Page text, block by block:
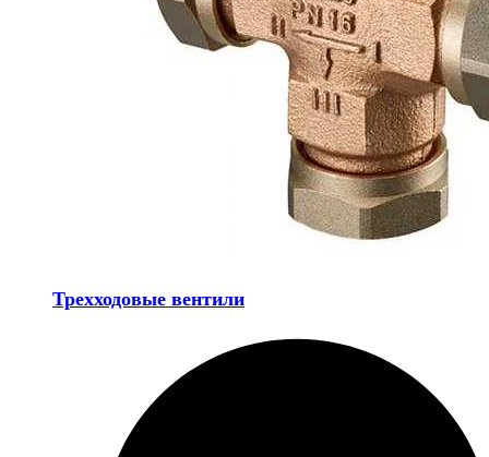
Трехходовые вентили